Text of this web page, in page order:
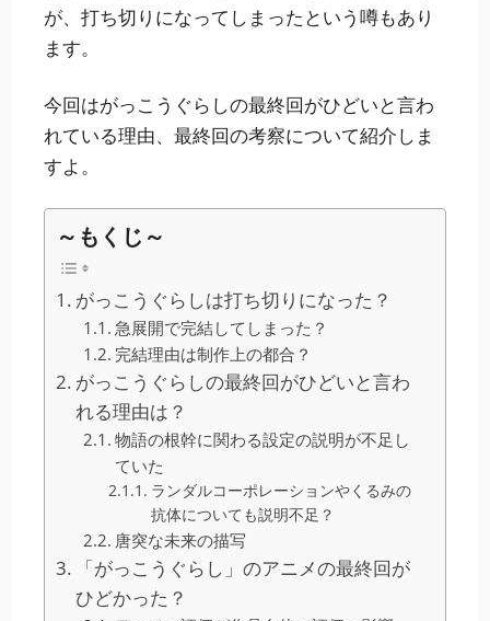
が、打ち切りになってしまったという噂もあり
ます。
今回はがっこうぐらしの最終回がひどいと言わ
れている理由、最終回の考察について紹介しま
すよ。
～もくじ～
がっこうぐらしは打ち切りになった？
急展開で完結してしまった？
完結理由は制作上の都合？
がっこうぐらしの最終回がひどいと言わ
れる理由は？
物語の根幹に関わる設定の説明が不足し
ていた
ランダルコーポレーションやくるみの
抗体についても説明不足？
唐突な未来の描写
「がっこうぐらし」のアニメの最終回が
ひどかった？